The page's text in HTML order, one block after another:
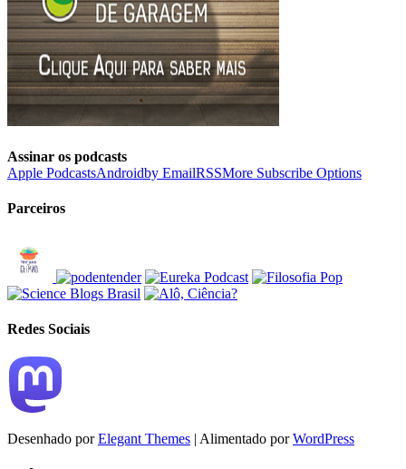
Assinar os podcasts
Apple PodcastsAndroidby EmailRSSMore Subscribe Options
Parceiros
Redes Sociais
Desenhado porElegant Themes | Alimentado porWordPress